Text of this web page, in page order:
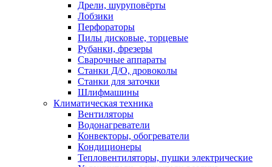
Дрели, шуруповёрты
Лобзики
Перфораторы
Пилы дисковые, торцевые
Рубанки, фрезеры
Сварочные аппараты
Станки Д/О, дровоколы
Станки для заточки
Шлифмашины
Климатическая техника
Вентиляторы
Водонагреватели
Конвекторы, обогреватели
Кондиционеры
Тепловентиляторы, пушки электрические